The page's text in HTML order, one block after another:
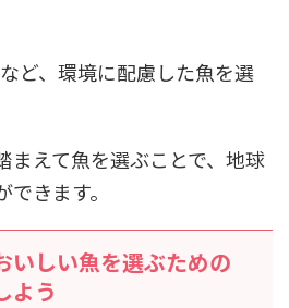
ど、環境に配慮した魚を選
まえて魚を選ぶことで、地球
きます。
いしい魚を選ぶための
よう